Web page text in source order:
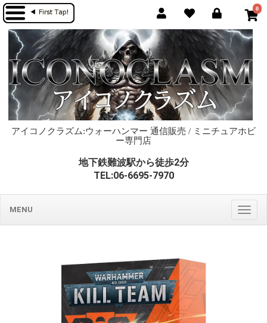
0
アイコノクラズム:ウォーハンマー 通信販売 / ミニチュアホビ
ー専門店
地下鉄難波駅から徒歩2分
TEL:06-6695-7970
MENU